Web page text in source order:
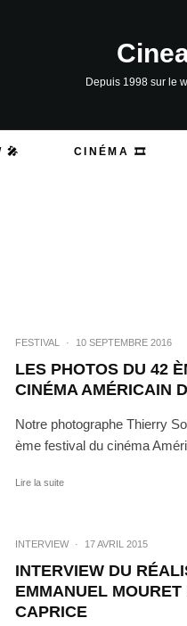
Depuis 1998 sur le
🎤 CINÉMA 🎞️
FESTIVAL · 10 SEPTEMBRE 2016
LES PHOTOS DU 42
CINÉMA AMÉRICAIN
Notre photographe Thierry
ème festival du cinéma
Lire la suite
INTERVIEW · 17 AVRIL 2015
INTERVIEW DU
EMMANUEL
CAPRICE